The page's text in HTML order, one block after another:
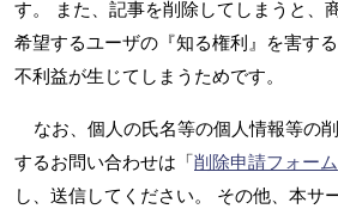
す。 また、記事を削除してしまうと、
希望するユーザの『知る権利』を害す
不利益が生じてしまうためです。
なお、個人の氏名等の個人情報等の
するお問い合わせは「削除申請フォーム
し、送信してください。 その他、本サ